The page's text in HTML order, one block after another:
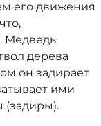
его движения
Медведь
дерева
он задирает
ими
(задиры).